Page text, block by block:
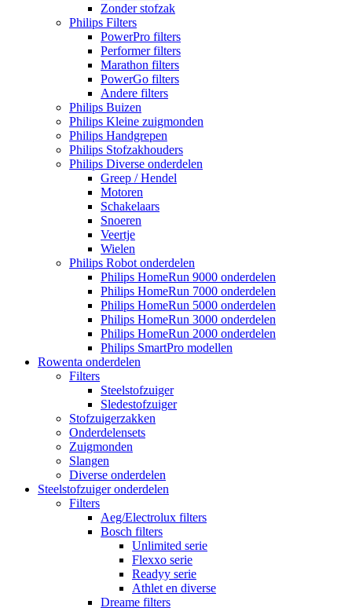
Zonder stofzak
Philips Filters
PowerPro filters
Performer filters
Marathon filters
PowerGo filters
Andere filters
Philips Buizen
Philips Kleine zuigmonden
Philips Handgrepen
Philips Stofzakhouders
Philips Diverse onderdelen
Greep / Hendel
Motoren
Schakelaars
Snoeren
Veertje
Wielen
Philips Robot onderdelen
Philips HomeRun 9000 onderdelen
Philips HomeRun 7000 onderdelen
Philips HomeRun 5000 onderdelen
Philips HomeRun 3000 onderdelen
Philips HomeRun 2000 onderdelen
Philips SmartPro modellen
Rowenta onderdelen
Filters
Steelstofzuiger
Sledestofzuiger
Stofzuigerzakken
Onderdelensets
Zuigmonden
Slangen
Diverse onderdelen
Steelstofzuiger onderdelen
Filters
Aeg/Electrolux filters
Bosch filters
Unlimited serie
Flexxo serie
Readyy serie
Athlet en diverse
Dreame filters